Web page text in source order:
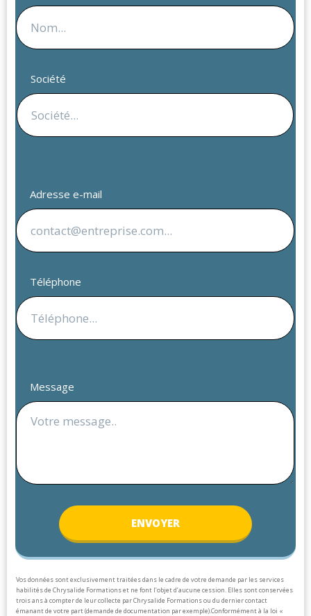
Société
Adresse e-mail
Téléphone
Message
ENVOYER
Vos données sont exclusivement traitées dans le cadre de votre demande par les services
habilités de Chrysalide Formations et ne font l’objet d’aucune cession. Elles sont conservées
trois ans à compter de leur collecte par Chrysalide Formations ou du dernier contact
émanant de votre part (demande de documentation par exemple).Conformément à la loi «